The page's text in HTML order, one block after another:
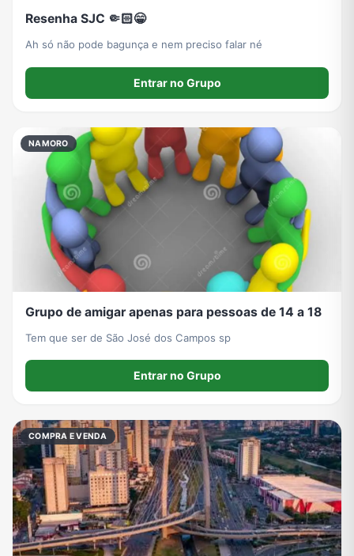
Grupos de Caminhão no WhatsApp Grupos de WhatsApp do BBB 23 Grupos de WhatsApp Evangélicos
Grupos de WhatsApp de Caminhoneiros
Grupos de WhatsApp de Roube um Brainrot
Resenha SJC 🤏🏻😁
Ah só não pode bagunça e nem preciso falar né
Entrar no Grupo
NAMORO
Grupo de amigar apenas para pessoas de 14 a 18
Tem que ser de São José dos Campos sp
Entrar no Grupo
COMPRA E VENDA